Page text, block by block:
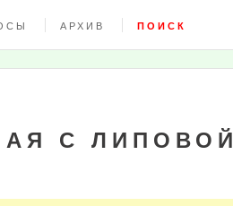
АРХИВ ПОИСК
С ЛИПОВОЙ